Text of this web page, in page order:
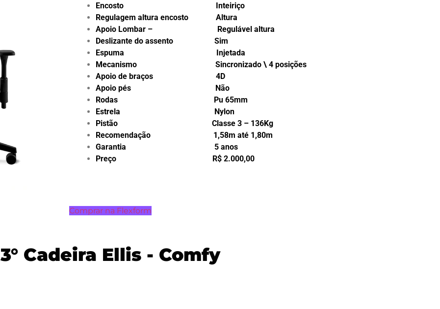
Encosto Inteiriço
Regulagem altura encosto Altura
Apoio Lombar – Regulável altura
Deslizante do assento Sim
Espuma Injetada
Mecanismo Sincronizado \ 4 posições
Apoio de braços 4D
Apoio pés Não
Rodas Pu 65mm
Estrela Nylon
Pistão Classe 3 – 136Kg
Recomendação 1,58m até 1,80m
Garantia 5 anos
Preço R$ 2.000,00
Comprar na Flexform
3° Cadeira Ellis - Comfy